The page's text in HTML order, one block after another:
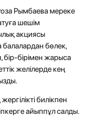
Рымбаева мереке
шешім
акциясы
балалардан бөлек,
бір-бірімен жарыса
желілерде кең
билікпен
айыппұл салды.